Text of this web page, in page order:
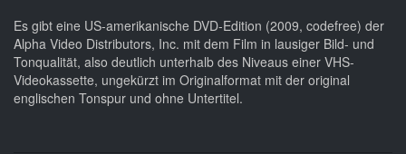
Es gibt eine US-amerikanische DVD-Edition (2009, codefree) der
Alpha Video Distributors, Inc. mit dem Film in lausiger Bild- und
Tonqualität, also deutlich unterhalb des Niveaus einer VHS-
Videokassette, ungekürzt im Originalformat mit der original
englischen Tonspur und ohne Untertitel.